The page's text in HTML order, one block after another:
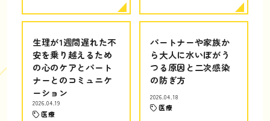
生理が1週間遅れた不
安を乗り越えるため
の心のケアとパート
ナーとのコミュニケ
ーション
2026.04.19
医療
パートナーや家族か
ら大人に水いぼがう
つる原因と二次感染
の防ぎ方
2026.04.18
医療